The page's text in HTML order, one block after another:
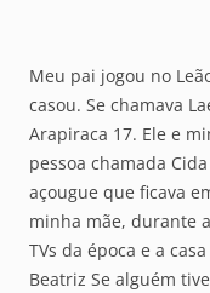
Meu pai jogou no
casou. Se chamava
Arapiraca 17. Ele e
pessoa chamada
açougue que ficava
minha mãe, durante
TVs da época e a
Beatriz Se alguém